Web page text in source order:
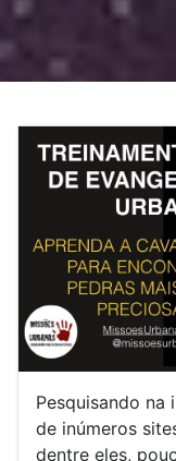
Pesquisando na
de inúmeros
dentre eles,